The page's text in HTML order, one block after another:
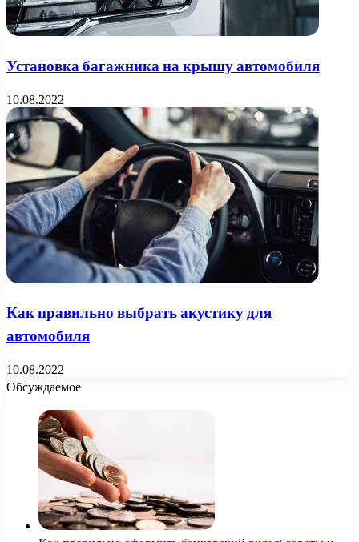
Установка багажника на крышу автомобиля
10.08.2022
Как правильно выбрать акустику для
автомобиля
10.08.2022
Обсуждаемое